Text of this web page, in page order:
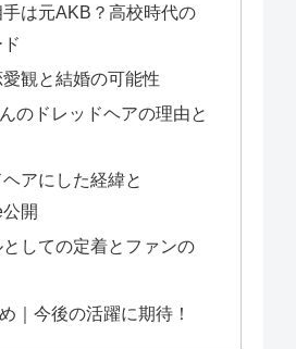
は元AKB？高校時代の
観と結婚の可能性
のドレッドヘアの理由と
ヘアにした経緯と
開
としての定着とファンの
｜今後の活躍に期待！